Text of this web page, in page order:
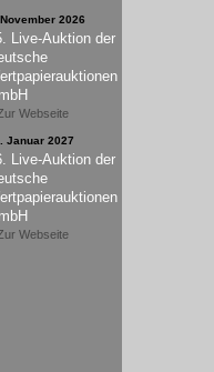
2026
Live-Auktion der
Webseite
Januar 2027
Live-Auktion der
Webseite